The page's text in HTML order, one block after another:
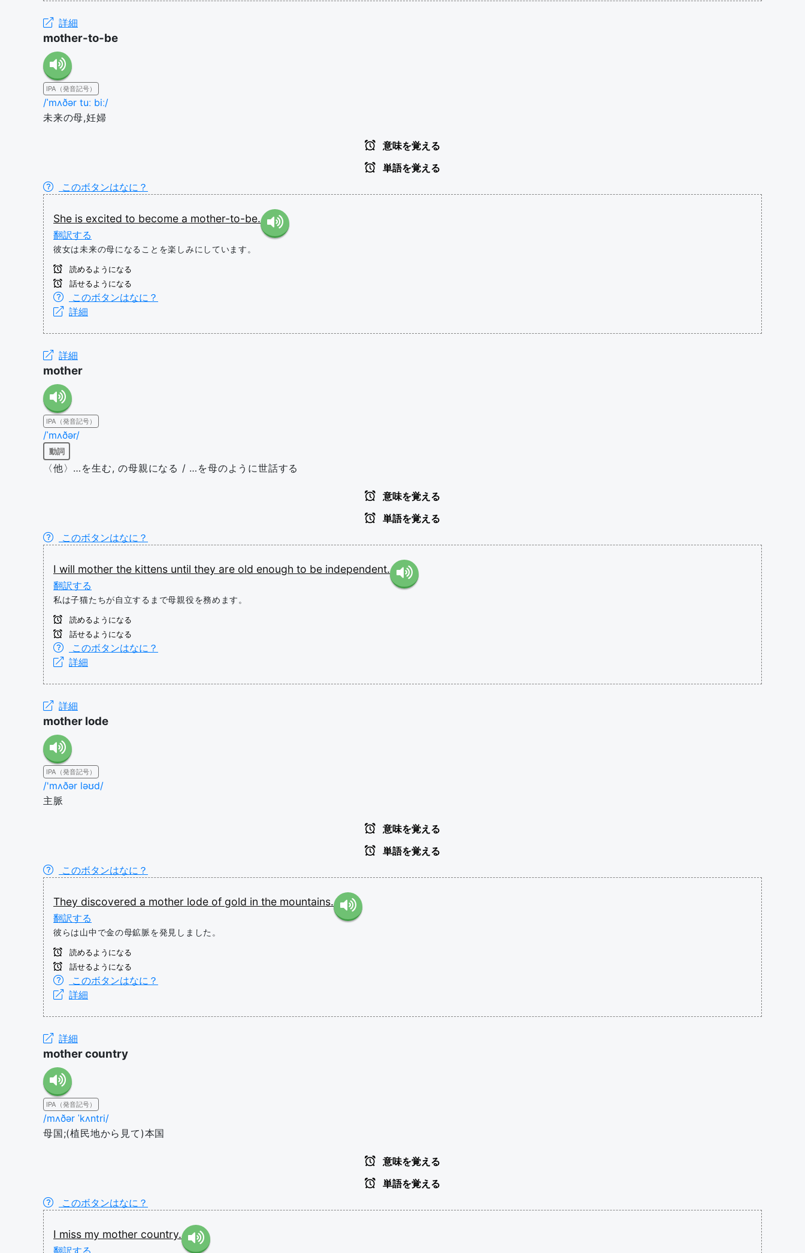
詳細
mother-to-be
IPA（発音記号）
/ˈmʌðər tuː biː/
未来の母,妊婦
意味を覚える
単語を覚える
このボタンはなに？
She is excited to become a mother-to-be.
翻訳する
彼女は未来の母になることを楽しみにしています。
読めるようになる
話せるようになる
このボタンはなに？
詳細
詳細
mother
IPA（発音記号）
/ˈmʌðər/
動詞
〈他〉…を生む, の母親になる / …を母のように世話する
意味を覚える
単語を覚える
このボタンはなに？
I will mother the kittens until they are old enough to be independent.
翻訳する
私は子猫たちが自立するまで母親役を務めます。
読めるようになる
話せるようになる
このボタンはなに？
詳細
詳細
mother lode
IPA（発音記号）
/'mʌðər ləʊd/
主脈
意味を覚える
単語を覚える
このボタンはなに？
They discovered a mother lode of gold in the mountains.
翻訳する
彼らは山中で金の母鉱脈を発見しました。
読めるようになる
話せるようになる
このボタンはなに？
詳細
詳細
mother country
IPA（発音記号）
/mʌðər ˈkʌntri/
母国;(植民地から見て)本国
意味を覚える
単語を覚える
このボタンはなに？
I miss my mother country.
翻訳する